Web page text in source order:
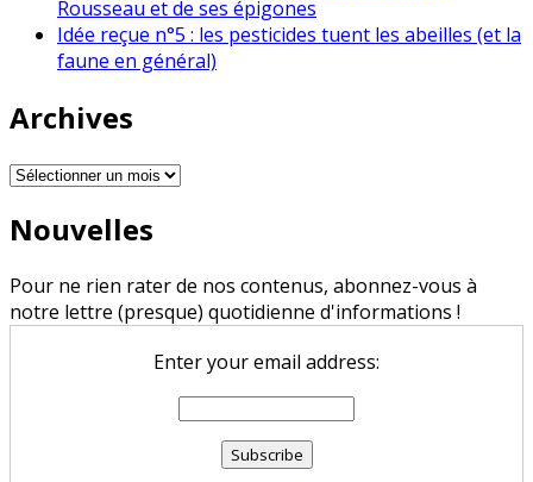
Rousseau et de ses épigones
Idée reçue n°5 : les pesticides tuent les abeilles (et la
faune en général)
Archives
Archives
Nouvelles
Pour ne rien rater de nos contenus, abonnez-vous à
notre lettre (presque) quotidienne d'informations !
Enter your email address: